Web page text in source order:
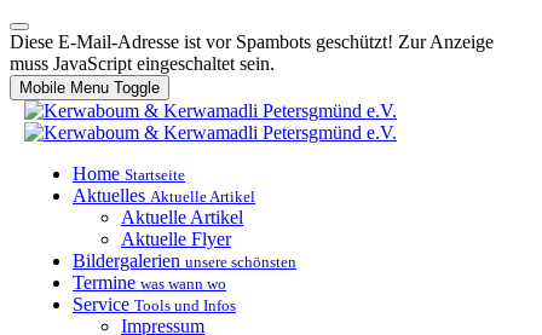
Diese E-Mail-Adresse ist vor Spambots geschützt! Zur Anzeige
muss JavaScript eingeschaltet sein.
Mobile Menu Toggle
Home Startseite
Aktuelles Aktuelle Artikel
Aktuelle Artikel
Aktuelle Flyer
Bildergalerien unsere schönsten
Termine was wann wo
Service Tools und Infos
Impressum